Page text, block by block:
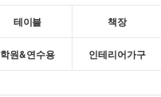
테이블 책장
학원&연수용
인테리어가구